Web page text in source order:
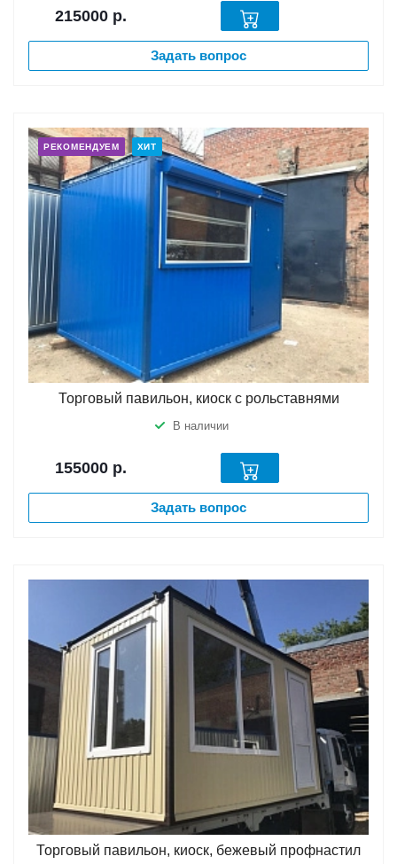
215000 р.
Задать вопрос
РЕКОМЕНДУЕМ ХИТ
Торговый павильон, киоск с рольставнями
В наличии
155000 р.
Задать вопрос
Торговый павильон, киоск, бежевый профнастил